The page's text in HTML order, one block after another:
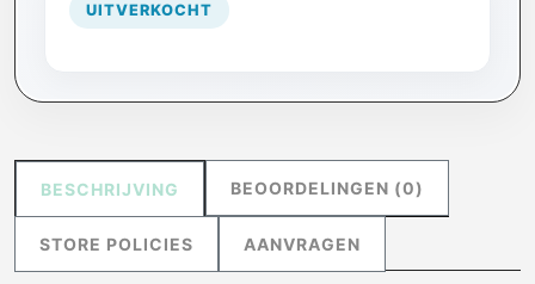
UITVERKOCHT
BESCHRIJVING BEOORDELINGEN (0)
STORE POLICIES AANVRAGEN